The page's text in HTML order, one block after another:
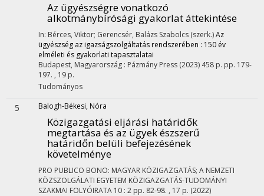
Az ügyészségre vonatkozó
alkotmánybírósági gyakorlat áttekintése
In: Bérces, Viktor; Gerencsér, Balázs Szabolcs (szerk.)Az
ügyészség az igazságszolgáltatás rendszerében : 150 év
elméleti és gyakorlati tapasztalatai
Budapest, Magyarország : Pázmány Press (2023) 458 p. pp. 179-
197. , 19 p.
Tudományos
5 Balogh-Békesi, Nóra
Közigazgatási eljárási határidők
megtartása és az ügyek észszerű
határidőn belüli befejezésének
követelménye
PRO PUBLICO BONO: MAGYAR KÖZIGAZGATÁS; A NEMZETI
KÖZSZOLGÁLATI EGYETEM KÖZIGAZGATÁS-TUDOMÁNYI
SZAKMAI FOLYÓIRATA 10 : 2 pp. 82-98. , 17 p. (2022)